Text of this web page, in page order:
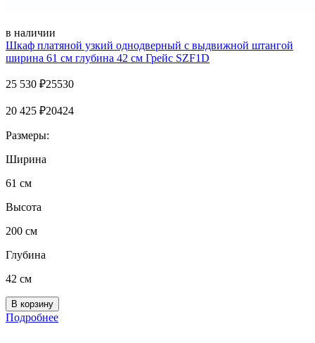
в наличии
Шкаф платяной узкий однодверный с выдвижной штангой
ширина 61 см глубина 42 см Грейс SZF1D
25 530 ₽25530
20 425 ₽20424
Размеры:
Ширина
61 см
Высота
200 см
Глубина
42 см
Подробнее